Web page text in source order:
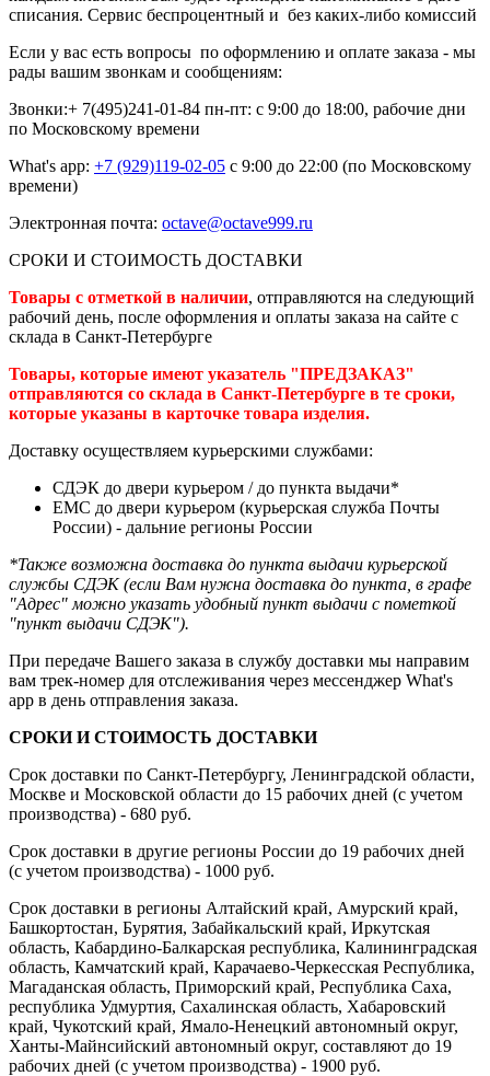
списания. Сервис беспроцентный и без каких-либо комиссий
Если у вас есть вопросы по оформлению и оплате заказа - мы
рады вашим звонкам и сообщениям:
Звонки:+ 7(495)241-01-84 пн-пт: с 9:00 до 18:00, рабочие дни
по Московскому времени
What's app: +7 (929)119-02-05 с 9:00 до 22:00 (по Московскому
времени)
Электронная почта: octave@octave999.ru
СРОКИ И СТОИМОСТЬ ДОСТАВКИ
Товары с отметкой в наличии, отправляются на следующий
рабочий день, после оформления и оплаты заказа на сайте с
склада в Санкт-Петербурге
Товары, которые имеют указатель "ПРЕДЗАКАЗ"
отправляются со склада в Санкт-Петербурге в те сроки,
которые указаны в карточке товара изделия.
Доставку осуществляем курьерскими службами:
СДЭК до двери курьером / до пункта выдачи*
ЕМС до двери курьером (курьерская служба Почты
России) - дальние регионы России
*Также возможна доставка до пункта выдачи курьерской
службы СДЭК (если Вам нужна доставка до пункта, в графе
"Адрес" можно указать удобный пункт выдачи с пометкой
"пункт выдачи СДЭК").
При передаче Вашего заказа в службу доставки мы направим
вам трек-номер для отслеживания через мессенджер What's
app в день отправления заказа.
СРОКИ И СТОИМОСТЬ ДОСТАВКИ
Срок доставки по Санкт-Петербургу, Ленинградской области,
Москве и Московской области до 15 рабочих дней (с учетом
производства) - 680 руб.
Срок доставки в другие регионы России до 19 рабочих дней
(с учетом производства) - 1000 руб.
Срок доставки в регионы Алтайский край, Амурский край,
Башкортостан, Бурятия, Забайкальский край, Иркутская
область, Кабардино-Балкарская республика, Калининградская
область, Камчатский край, Карачаево-Черкесская Республика,
Магаданская область, Приморский край, Республика Саха,
республика Удмуртия, Сахалинская область, Хабаровский
край, Чукотский край, Ямало-Ненецкий автономный округ,
Ханты-Майнсийский автономный округ, составляют до 19
рабочих дней (с учетом производства) - 1900 руб.